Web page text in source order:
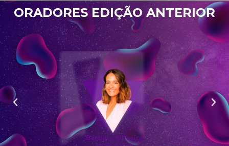
ORADORES EDIÇÃO ANTERIOR